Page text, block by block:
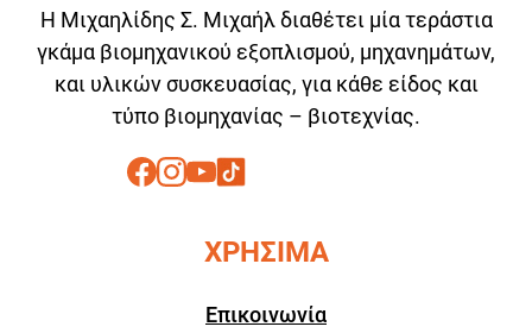
Η Μιχαηλίδης Σ. Μιχαήλ διαθέτει μία τεράστια
γκάμα βιομηχανικού εξοπλισμού, μηχανημάτων,
και υλικών συσκευασίας, για κάθε είδος και
τύπο βιομηχανίας – βιοτεχνίας.
ΧΡΗΣΙΜΑ
Επικοινωνία